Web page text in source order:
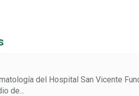
del Hospital San Vicente
de...